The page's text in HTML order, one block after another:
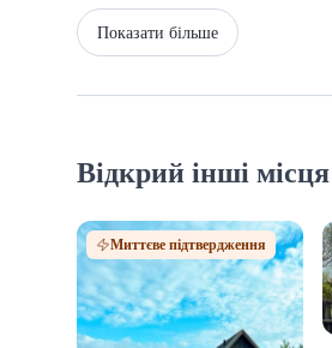
Кожна з кімнат має вихід на
струмка. Додатковою
Показати більше
Відкрий інші місця
Миттєве підтвердження